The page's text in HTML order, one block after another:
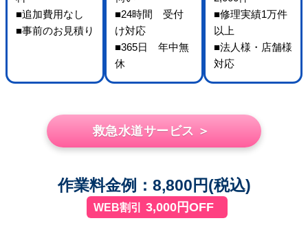
■追加費用なし
■事前のお見積り
■24時間 受付
け対応
■365日 年中無
休
■修理実績1万件
以上
■法人様・店舗様
対応
救急水道サービス ＞
作業料金例：8,800円(税込)
WEB割引 3,000円OFF